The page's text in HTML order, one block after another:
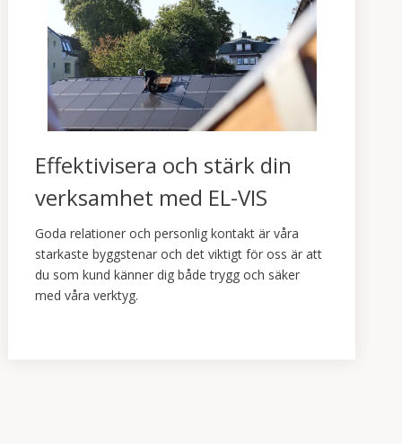
Effektivisera och stärk din
verksamhet med EL-VIS
Goda relationer och personlig kontakt är våra
starkaste byggstenar och det viktigt för oss är att
du som kund känner dig både trygg och säker
med våra verktyg.